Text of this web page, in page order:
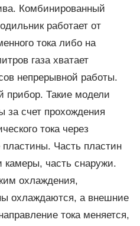
Комбинированный
работает от
тока либо на
газа хватает
непрерывной работы.
прибор. Такие модели
за счет прохождения
тока через
Часть пластин
камеры, часть снаружи.
охлаждения,
охлаждаются, а внешние
тока меняется,